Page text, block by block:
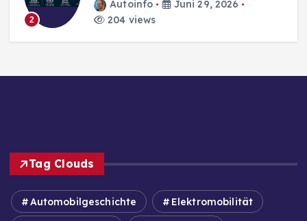
2
Autoinfo
Juni 29, 2026
204 views
Tag Clouds
Automobilgeschichte Elektromobilität